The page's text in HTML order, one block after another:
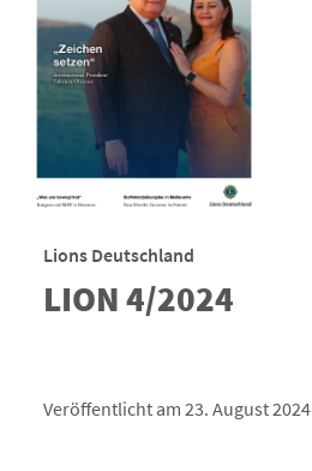
Lions Deutschland
LION 4/2024
Veröffentlicht am 23. August 2024